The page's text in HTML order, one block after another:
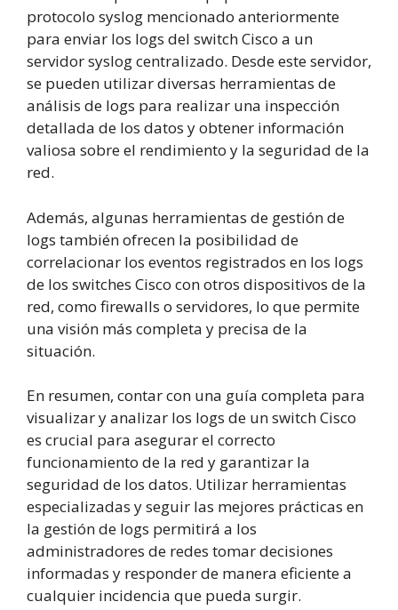
protocolo syslog mencionado anteriormente
para enviar los logs del switch Cisco a un
servidor syslog centralizado. Desde este servidor,
se pueden utilizar diversas herramientas de
análisis de logs para realizar una inspección
detallada de los datos y obtener información
valiosa sobre el rendimiento y la seguridad de la
red.
Además, algunas herramientas de gestión de
logs también ofrecen la posibilidad de
correlacionar los eventos registrados en los logs
de los switches Cisco con otros dispositivos de la
red, como firewalls o servidores, lo que permite
una visión más completa y precisa de la
situación.
En resumen, contar con una guía completa para
visualizar y analizar los logs de un switch Cisco
es crucial para asegurar el correcto
funcionamiento de la red y garantizar la
seguridad de los datos. Utilizar herramientas
especializadas y seguir las mejores prácticas en
la gestión de logs permitirá a los
administradores de redes tomar decisiones
informadas y responder de manera eficiente a
cualquier incidencia que pueda surgir.